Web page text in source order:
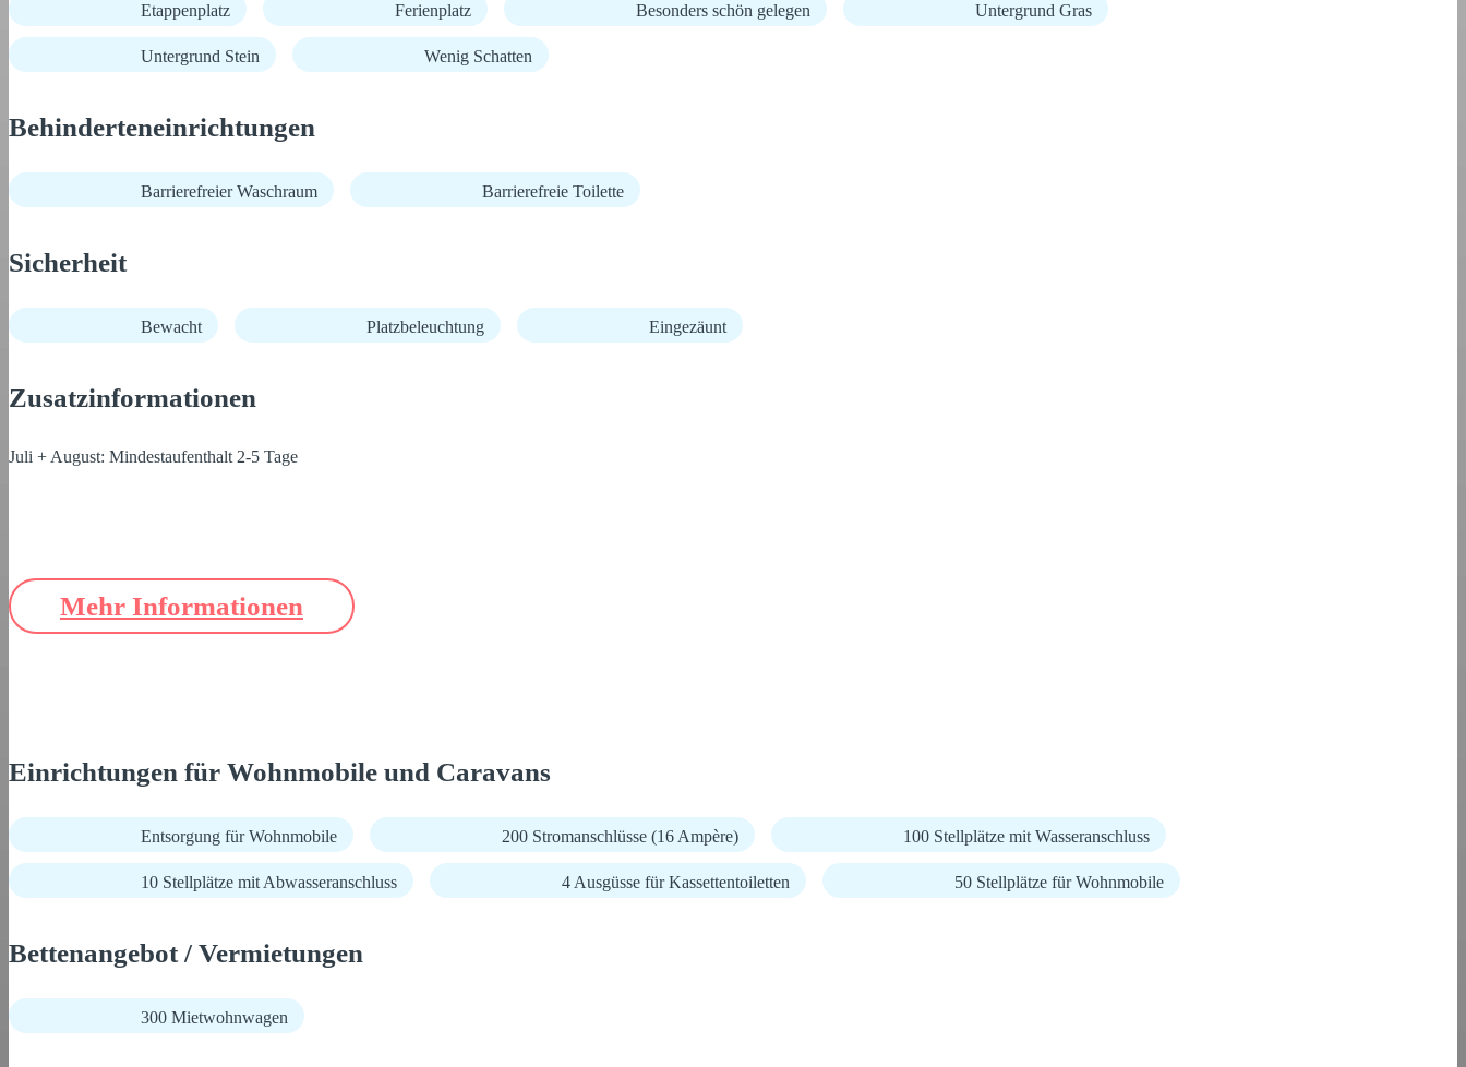
Etappenplatz Ferienplatz Besonders schön gelegen Untergrund Gras
Untergrund Stein Wenig Schatten
Behinderteneinrichtungen
Barrierefreier Waschraum Barrierefreie Toilette
Sicherheit
Bewacht Platzbeleuchtung Eingezäunt
Zusatzinformationen
Juli + August: Mindestaufenthalt 2-5 Tage
Mehr Informationen
Einrichtungen für Wohnmobile und Caravans
Entsorgung für Wohnmobile 200 Stromanschlüsse (16 Ampère) 100 Stellplätze mit Wasseranschluss
10 Stellplätze mit Abwasseranschluss 4 Ausgüsse für Kassettentoiletten 50 Stellplätze für Wohnmobile
Bettenangebot / Vermietungen
300 Mietwohnwagen